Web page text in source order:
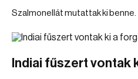
Szalmonellát mutattak ki benne.
Indiai fűszert vontak